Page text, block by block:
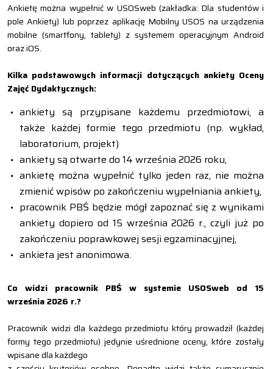
Ankietę można wypełnić w USOSweb (zakładka: Dla studentów i
pole Ankiety) lub poprzez aplikację Mobilny USOS na urządzenia
mobilne (smartfony, tablety) z systemem operacyjnym Android
oraz iOS.
Kilka podstawowych informacji dotyczących ankiety Oceny
Zajęć Dydaktycznych:
ankiety są przypisane każdemu przedmiotowi, a
także każdej formie tego przedmiotu (np. wykład,
laboratorium, projekt)
ankiety są otwarte do 14 września 2026 roku,
ankietę można wypełnić tylko jeden raz, nie można
zmienić wpisów po zakończeniu wypełniania ankiety,
pracownik PBŚ będzie mógł zapoznać się z wynikami
ankiety dopiero od 15 września 2026 r., czyli już po
zakończeniu poprawkowej sesji egzaminacyjnej,
ankieta jest anonimowa.
Co widzi pracownik PBŚ w systemie USOSweb od 15
września 2026 r.?
Pracownik widzi dla każdego przedmiotu który prowadził (każdej
formy tego przedmiotu) jedynie uśrednione oceny, które zostały
wpisane dla każdego